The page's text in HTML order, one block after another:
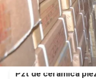
Pzt de cerámica